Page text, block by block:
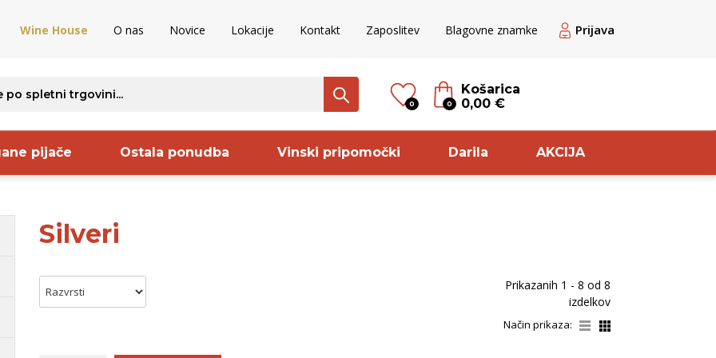
Wine House O nas Novice Lokacije Kontakt Zaposlitev Blagovne znamke Prijava
0 0
Košarica
0,00 €
Regija
Kras
Modri pinot
pijače Ostala ponudba Vinski pripomočki Darila AKCIJA
Silveri
Prikazanih 1 - 8 od 8
izdelkov
Način prikaza: